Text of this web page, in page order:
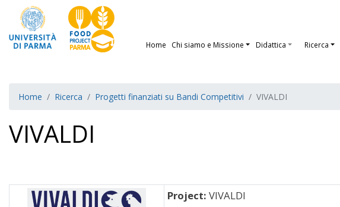
Home Chi siamo e Missione Didattica Ricerca
Home Ricerca Progetti finanziati su Bandi Competitivi VIVALDI
VIVALDI
Project: VIVALDI